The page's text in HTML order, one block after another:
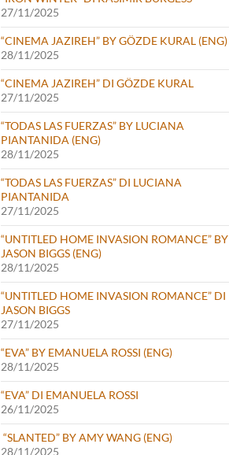
27/11/2025
“CINEMA JAZIREH” BY GÖZDE KURAL (ENG)
28/11/2025
“CINEMA JAZIREH” DI GÖZDE KURAL
27/11/2025
“TODAS LAS FUERZAS” BY LUCIANA
PIANTANIDA (ENG)
28/11/2025
“TODAS LAS FUERZAS” DI LUCIANA
PIANTANIDA
27/11/2025
“UNTITLED HOME INVASION ROMANCE” BY
JASON BIGGS (ENG)
28/11/2025
“UNTITLED HOME INVASION ROMANCE” DI
JASON BIGGS
27/11/2025
“EVA” BY EMANUELA ROSSI (ENG)
28/11/2025
“EVA” DI EMANUELA ROSSI
26/11/2025
“SLANTED” BY AMY WANG (ENG)
28/11/2025